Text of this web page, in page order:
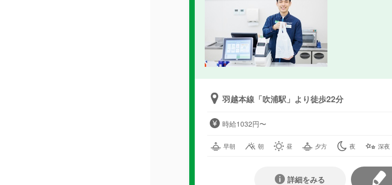
羽越本線「吹浦駅」より徒歩22分
時給1032円〜
早朝 朝 昼 夕方 夜 深夜
詳細をみる